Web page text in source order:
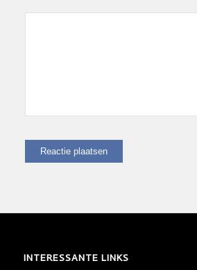
INTERESSANTE LINKS